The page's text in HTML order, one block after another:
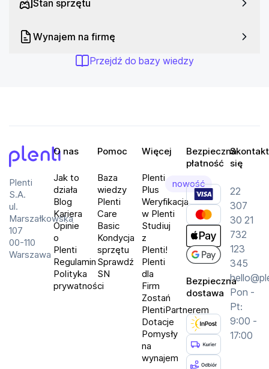
odpowiada charakterystyczna konstrukcja z
amortyzowanym systemem zawieszenia, tubami
basowymi, a także wysokowydajnymi membranami.
W przeciwieństwie do ustawianych na stole
zestawów głośnomówiących, głośniki Rally zostały
Specyfikacja:
Typ sensora: CMOS
Interfejs: USB
Kompresja wideo: H.264
Mikrofon wbudowany: Tak
Funkcja aparatu cyfrowego: Tak
Funkcja wideokonferencji: Tak
Kolor: Czarny
Stan sprzętu
Wynajem na firmę
Przejdź do bazy wiedzy
Plenti
S.A.
ul.
Marszałkowska
107
00-110
Warszawa
O nas
Jak to
działa
Blog
Kariera
Opinie
o
Plenti
Regulamin
Polityka
prywatności
Pomoc
Baza
wiedzy
Plenti
Care
Basic
Kondycja
sprzętu
Sprawdź
SN
Więcej
Plenti
Plus
nowość
Weryfikacja
w Plenti
Studiuj
z
Plenti!
Plenti
dla
Firm
Zostań
PlentiPartnerem
Dotacje
Pomysły
na
wynajem
Bezpieczna
płatność
Bezpieczna
dostawa
się
22
307
30 21
732
123
345
Pon -
Pt:
9:00 -
17:00